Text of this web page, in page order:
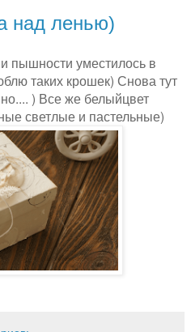
над ленью)
пышности уместилось в
таких крошек) Снова тут
) Все же белыйцвет
светлые и пастельные)